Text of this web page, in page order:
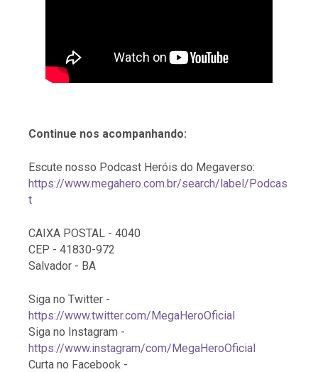
Continue nos acompanhando:
Escute nosso Podcast Heróis do Megaverso:
https://www.megahero.com.br/search/label/Podcas
t
CAIXA POSTAL - 4040
CEP - 41830-972
Salvador - BA
Siga no Twitter -
https://www.twitter.com/MegaHeroOficial
Siga no Instagram -
https://www.instagram/com/MegaHeroOficial
Curta no Facebook -